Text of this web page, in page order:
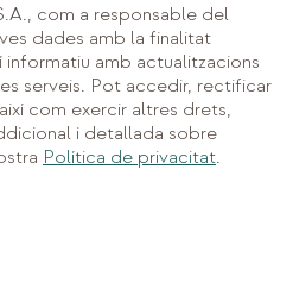
com a responsable del
dades amb la finalitat
amb actualitzacions
serveis. Pot accedir, rectificar
com exercir altres drets,
i detallada sobre
Política de privacitat.